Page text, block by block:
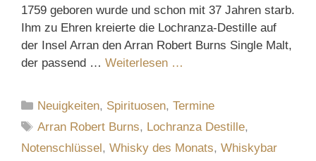
1759 geboren wurde und schon mit 37 Jahren starb.
Ihm zu Ehren kreierte die Lochranza-Destille auf
der Insel Arran den Arran Robert Burns Single Malt,
der passend … Weiterlesen …
Kategorien
Neuigkeiten, Spirituosen,Termine
Schlagwörter
Arran Robert Burns, Lochranza Destille,
Notenschlüssel, Whisky des Monats, Whiskybar